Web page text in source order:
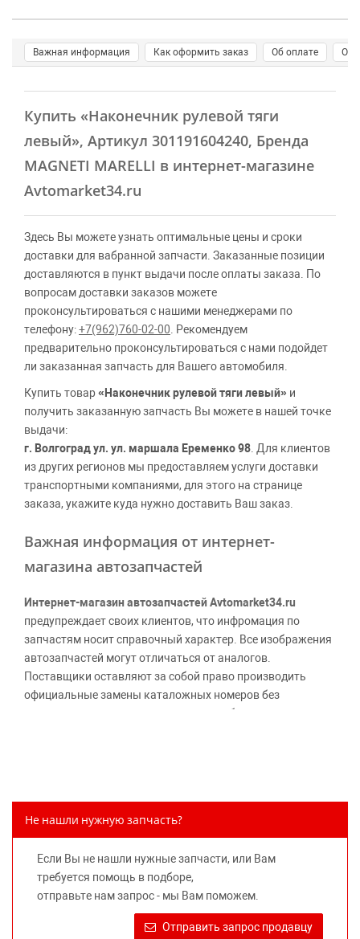
Важная информация Как оформить заказ Об оплате О
Купить «Наконечник рулевой тяги
левый», Артикул 301191604240, Бренда
MAGNETI MARELLI в интернет-магазине
Avtomarket34.ru
Здесь Вы можете узнать оптимальные цены и сроки
доставки для вабранной запчасти. Заказанные позиции
доставляются в пункт выдачи после оплаты заказа. По
вопросам доставки заказов можете
проконсультироваться с нашими менеджерами по
телефону:+7(962)760-02-00 . Рекомендуем
предварительно проконсультироваться с нами подойдет
ли заказанная запчасть для Вашего автомобиля.
Купить товар«Наконечник рулевой тяги левый» и
получить заказанную запчасть Вы можете в нашей точке
выдачи:
г. Волгоград ул. ул. маршала Еременко 98 . Для клиентов
из других регионов мы предоставляем услуги доставки
транспортными компаниями, для этого на странице
заказа, укажите куда нужно доставить Ваш заказ.
Важная информация от интернет-
магазина автозапчастей
Интернет-магазин автозапчастей Avtomarket34.ru
предупреждает своих клиентов, что инфромация по
запчастям носит справочный характер. Все изображения
автозапчастей могут отличаться от аналогов.
Поставщики оставляют за собой право производить
официальные замены каталожных номеров без
дополнительного уведомления дистрибьюторов, что
части к той или иной марке автомобиля, то есть на
предлагаемых к продаже запасных частей для
автомобилей и их производителей, не нарушает права
правообладателей указанных товарных знаков.
Требование предоставлять покупателю необходимую и
Не нашли нужную запчасть?
Если Вы не нашли нужные запчасти, или Вам
требуется помощь в подборе,
отправьте нам запрос - мы Вам поможем.
Отправить запрос продавцу